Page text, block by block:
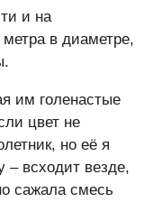
и на
в диаметре,
им голенастые
цвет не
но её я
– всходит везде,
сажала смесь